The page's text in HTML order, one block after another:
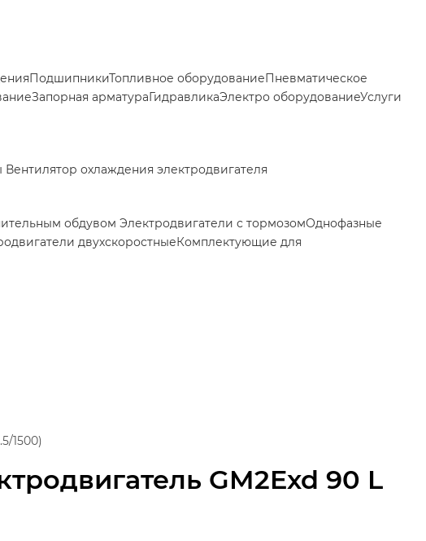
GM2Exd 90 L
ПодшипникиТопливное оборудованиеПневматическое
Запорная арматураГидравликаЭлектро оборудованиеУслуги
Вентилятор охлаждения электродвигателя
обдувом Электродвигатели с тормозомОднофазные
двухскоростныеКомплектующие для
1500)